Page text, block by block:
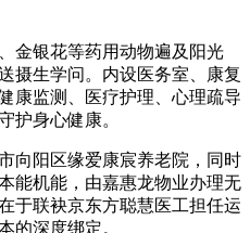
银花等药用动物遍及阳光
摄生学问。内设医务室、康复
康监测、医疗护理、心理疏导
护身心健康。
阳区缘爱康宸养老院，同时
能机能，由嘉惠龙物业办理无
于联袂京东方聪慧医工担任运
的深度绑定。